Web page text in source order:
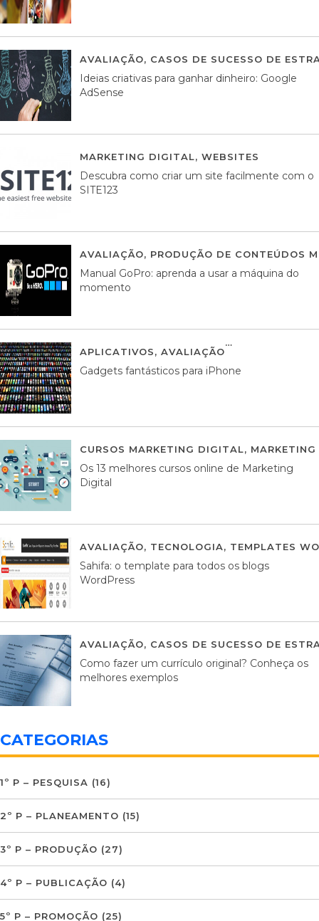
AVALIAÇÃO, CASOS DE SUCESSO DE
Ideias criativas para ganhar dinheiro: Google
AdSense
MARKETING DIGITAL, WEBSITES
Descubra como criar um site facilmente com o
SITE123
AVALIAÇÃO, PRODUÇÃO DE CONTEÚDOS
Manual GoPro: aprenda a usar a máquina do
momento
APLICATIVOS, AVALIAÇÃO
Gadgets fantásticos para iPhone
CURSOS MARKETING DIGITAL,
Os 13 melhores cursos online de Marketing
Digital
AVALIAÇÃO, TECNOLOGIA, TEMPLATES
Sahifa: o template para todos os blogs
WordPress
AVALIAÇÃO, CASOS DE SUCESSO DE
Como fazer um currículo original? Conheça os
melhores exemplos
CATEGORIAS
1º P – PESQUISA (16)
2º P – PLANEAMENTO (15)
3º P – PRODUÇÃO (27)
4º P – PUBLICAÇÃO (4)
5º P – PROMOÇÃO (25)